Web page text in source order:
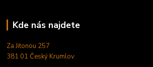
Kde nás najdete
Za Jitonou 257
381 01 Český Krumlov